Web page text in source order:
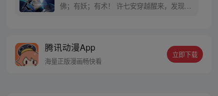
佛；有妖；有术！ 许七安穿越醒来，发现自
者卖报小郎君同名小说 QQ群号：
799493374
腾讯动漫App
海量正版漫画畅快看
立即下载